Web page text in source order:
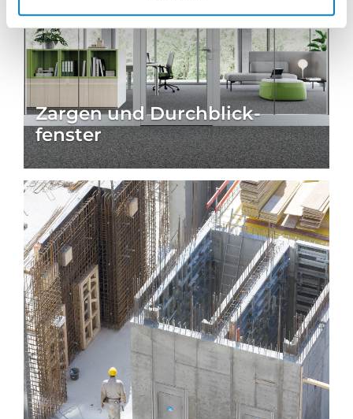
Zargen und Durchblick­
fenster